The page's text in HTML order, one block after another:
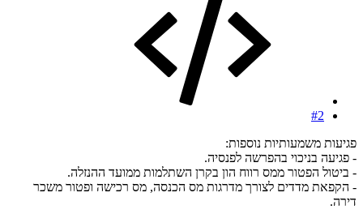
#2
פגיעות משמעותיות נוספות:
- פגיעה בניכוי בהפרשה לפנסיה.
- ביטול הפטור ממס רווח הון בקרן השתלמות ממועד ההנזלה.
- הקפאת מדדים לצורך מדרגות מס הכנסה, מס רכישה ופטור משכר
דירה.